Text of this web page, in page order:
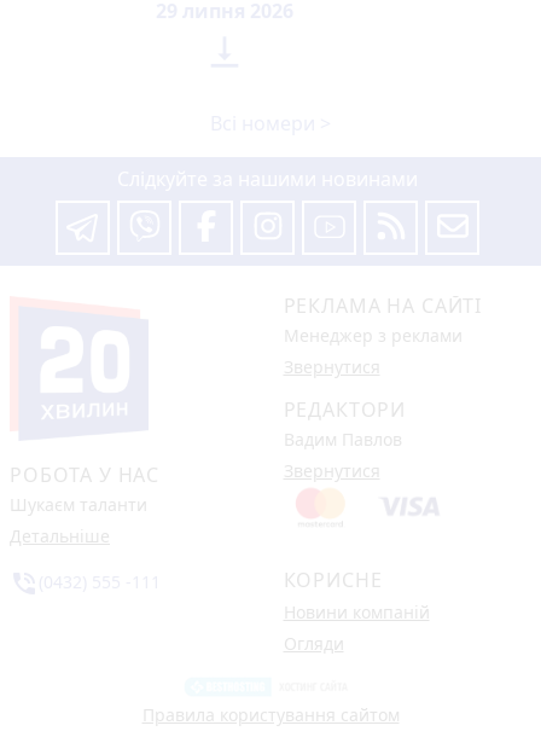
РОБОТА У НАС
Шукаєм таланти
Детальніше
РЕКЛАМА НА САЙТІ
Менеджер з реклами
Звернутися
РЕДАКТОРИ
Вадим Павлов
Звернутися
КОРИСНЕ
Новини компаній
Огляди
Правила користування сайтом